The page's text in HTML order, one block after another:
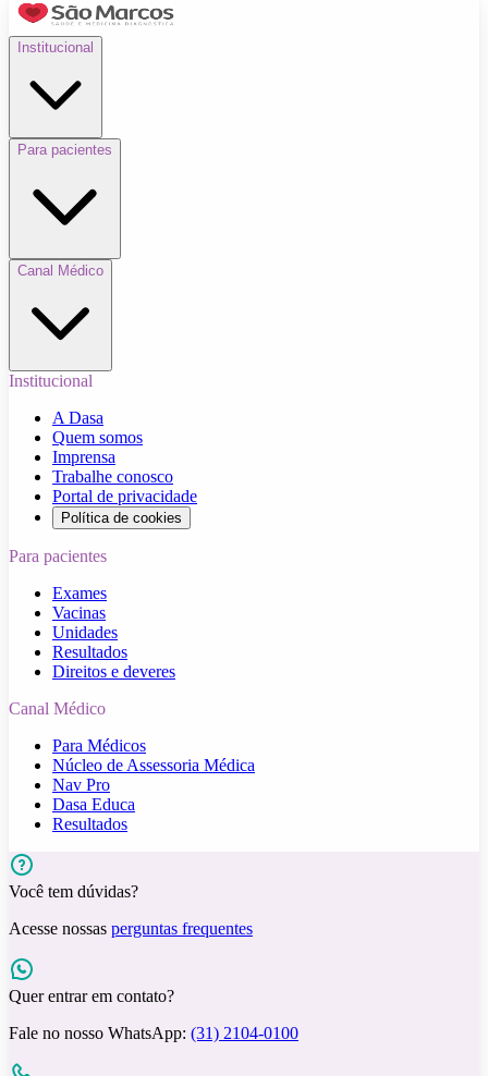
Institucional
Para pacientes
Canal Médico
Institucional
A Dasa
Quem somos
Imprensa
Trabalhe conosco
Portal de privacidade
Política de cookies
Para pacientes
Exames
Vacinas
Unidades
Resultados
Direitos e deveres
Canal Médico
Para Médicos
Núcleo de Assessoria Médica
Nav Pro
Dasa Educa
Resultados
Você tem dúvidas?
Acesse nossas perguntas frequentes
Quer entrar em contato?
Fale no nosso WhatsApp: (31) 2104-0100